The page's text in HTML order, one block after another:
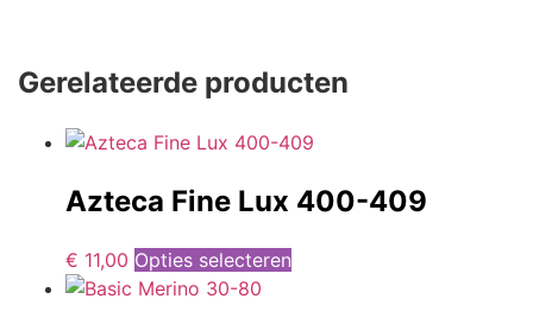
Gerelateerde producten
Azteca Fine Lux 400-409
€ 11,00 Opties selecteren